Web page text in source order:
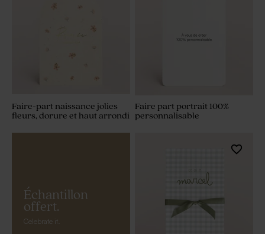
Échantillon
offert.
Celebrate it.
Faire part portrait 100%
personnalisable
Faire-part naissance jolies
fleurs, dorure et haut arrondi